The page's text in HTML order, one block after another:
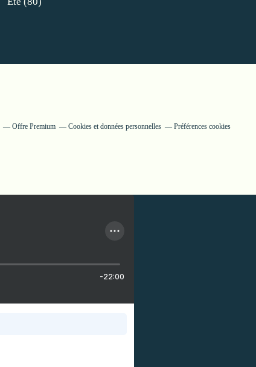
Offre Premium Cookies et données personnelles Préférences cookies
-22:00